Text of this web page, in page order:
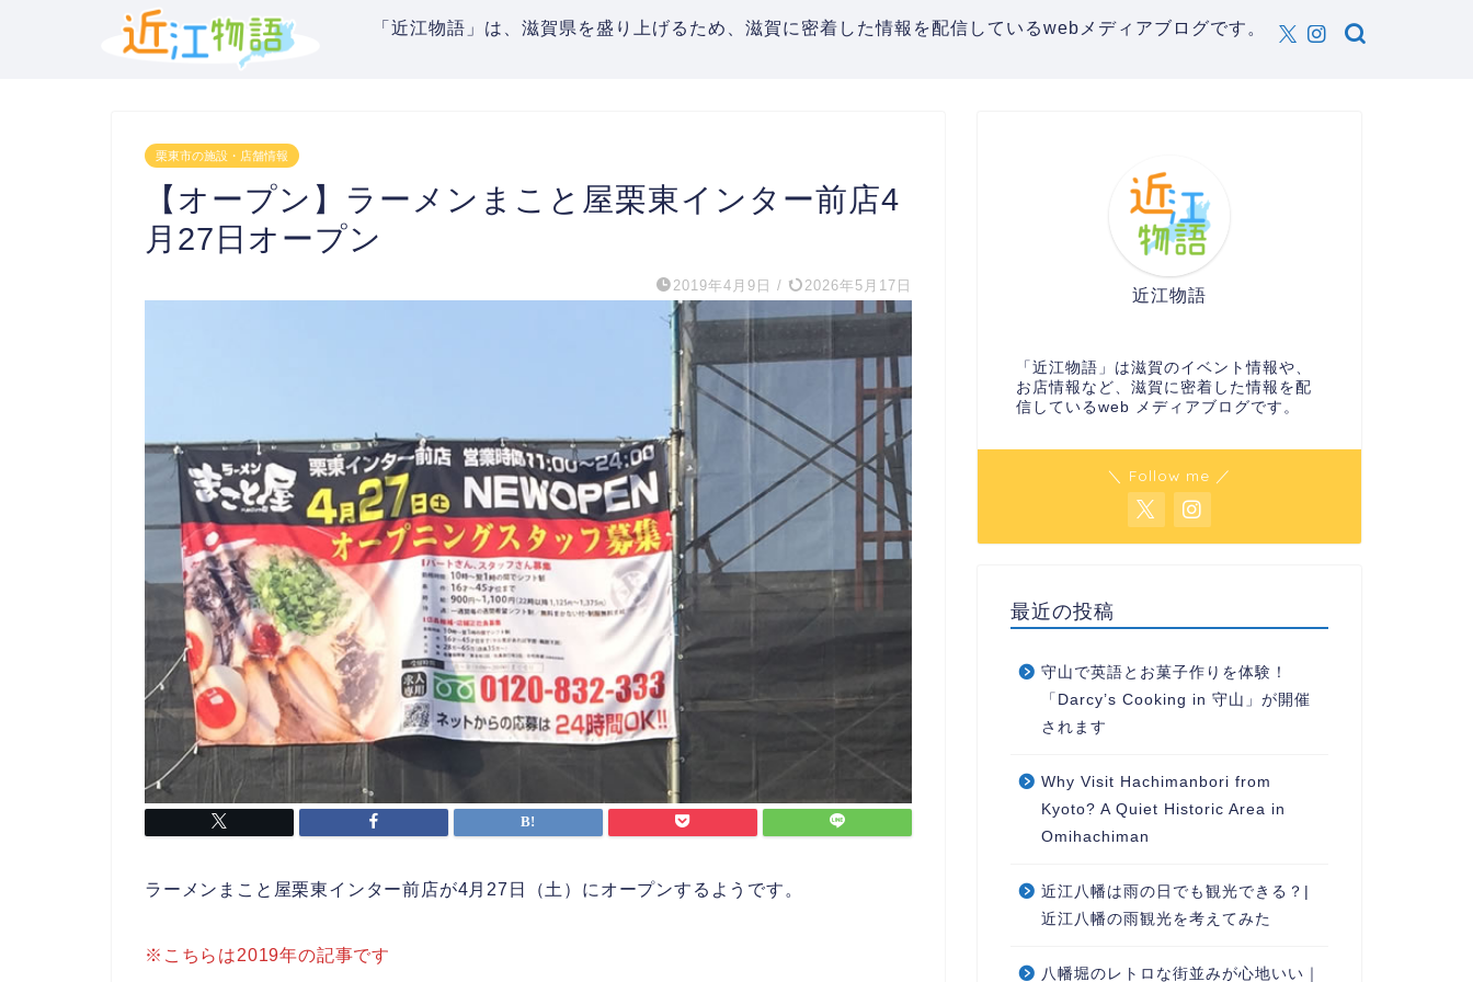
「近江物語」は、滋賀県を盛り上げるため、滋賀に密着した情報を配信しているwebメディアブログです。
栗東市の施設・店舗情報
【オープン】ラーメンまこと屋栗東インター前店4
月27日オープン
2019年4月9日 / 2026年5月17日
ラーメンまこと屋栗東インター前店が4月27日（土）にオープンするようです。
※こちらは2019年の記事です
近江物語
「近江物語」は滋賀のイベント情報や、
お店情報など、滋賀に密着した情報を配
信しているweb メディアブログです。
＼ Follow me ／
最近の投稿
守山で英語とお菓子作りを体験！
「Darcy’s Cooking in 守山」が開催
されます
Why Visit Hachimanbori from
Kyoto? A Quiet Historic Area in
Omihachiman
近江八幡は雨の日でも観光できる？|
近江八幡の雨観光を考えてみた
八幡堀のレトロな街並みが心地いい｜